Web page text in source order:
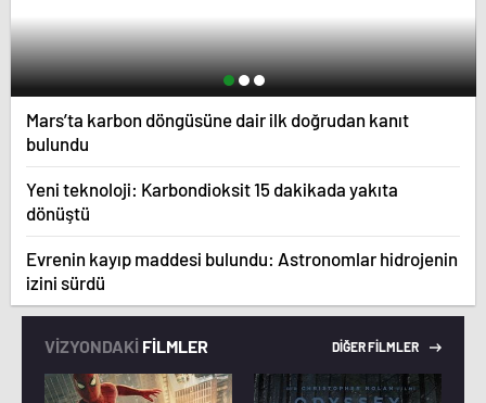
Mars’ta karbon döngüsüne dair ilk doğrudan kanıt
bulundu
Yeni teknoloji: Karbondioksit 15 dakikada yakıta
dönüştü
Evrenin kayıp maddesi bulundu: Astronomlar hidrojenin
izini sürdü
VİZYONDAKİ FİLMLER DİĞER FİLMLER